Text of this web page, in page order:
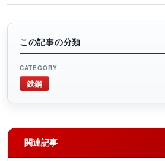
この記事の分類
CATEGORY
鉄鋼
関連記事